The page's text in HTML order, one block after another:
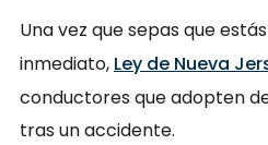
Una vez que sepas que
inmediato, Ley de Nueva
conductores que adopten
tras un accidente.